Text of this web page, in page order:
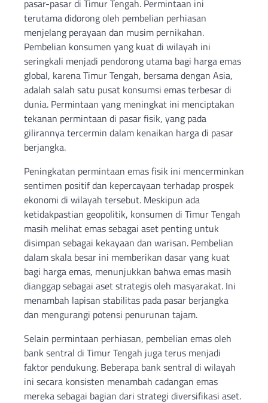
pasar-pasar di Timur Tengah. Permintaan ini
terutama didorong oleh pembelian perhiasan
menjelang perayaan dan musim pernikahan.
Pembelian konsumen yang kuat di wilayah ini
seringkali menjadi pendorong utama bagi harga emas
global, karena Timur Tengah, bersama dengan Asia,
adalah salah satu pusat konsumsi emas terbesar di
dunia. Permintaan yang meningkat ini menciptakan
tekanan permintaan di pasar fisik, yang pada
gilirannya tercermin dalam kenaikan harga di pasar
berjangka.
Peningkatan permintaan emas fisik ini mencerminkan
sentimen positif dan kepercayaan terhadap prospek
ekonomi di wilayah tersebut. Meskipun ada
ketidakpastian geopolitik, konsumen di Timur Tengah
masih melihat emas sebagai aset penting untuk
disimpan sebagai kekayaan dan warisan. Pembelian
dalam skala besar ini memberikan dasar yang kuat
bagi harga emas, menunjukkan bahwa emas masih
dianggap sebagai aset strategis oleh masyarakat. Ini
menambah lapisan stabilitas pada pasar berjangka
dan mengurangi potensi penurunan tajam.
Selain permintaan perhiasan, pembelian emas oleh
bank sentral di Timur Tengah juga terus menjadi
faktor pendukung. Beberapa bank sentral di wilayah
ini secara konsisten menambah cadangan emas
mereka sebagai bagian dari strategi diversifikasi aset.